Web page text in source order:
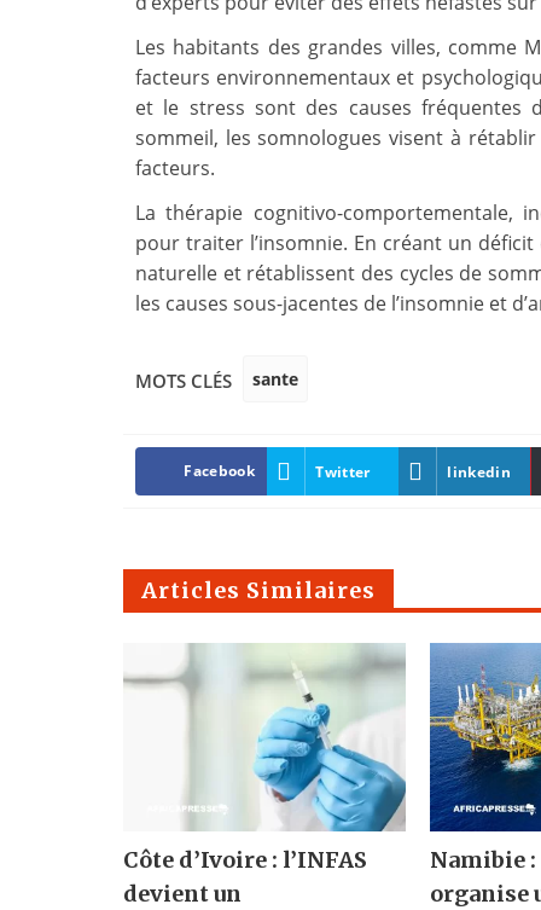
Les habitants des grandes villes, comme
facteurs environnementaux et
et le stress sont des causes
sommeil, les somnologues visent à
facteurs.
La thérapie cognitivo-comportementale,
pour traiter l’insomnie. En créant un
naturelle et rétablissent des cycles de
les causes sous-jacentes de l’insomnie et
MOTS CLÉS sante
Facebook Twitter linkedin
Articles Similaires
Côte d’Ivoire : l’INFAS
devient un
Namibie :
organise